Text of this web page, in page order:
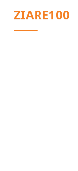
conținut
ZIARE100